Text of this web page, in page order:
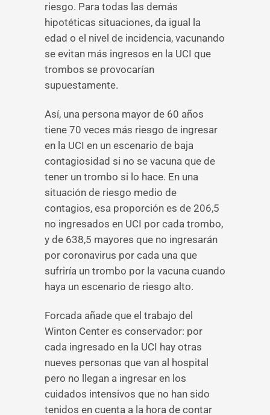
riesgo. Para todas las demás
hipotéticas situaciones, da igual la
edad o el nivel de incidencia, vacunando
se evitan más ingresos en la UCI que
trombos se provocarían
supuestamente.
Así, una persona mayor de 60 años
tiene 70 veces más riesgo de ingresar
en la UCI en un escenario de baja
contagiosidad si no se vacuna que de
tener un trombo si lo hace. En una
situación de riesgo medio de
contagios, esa proporción es de 206,5
no ingresados en UCI por cada trombo,
y de 638,5 mayores que no ingresarán
por coronavirus por cada una que
sufriría un trombo por la vacuna cuando
haya un escenario de riesgo alto.
Forcada añade que el trabajo del
Winton Center es conservador: por
cada ingresado en la UCI hay otras
nueves personas que van al hospital
pero no llegan a ingresar en los
cuidados intensivos que no han sido
tenidos en cuenta a la hora de contar